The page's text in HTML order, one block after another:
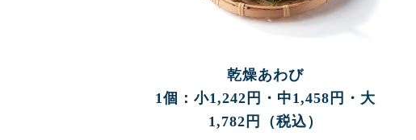
乾燥あわび
1個：小1,242円・中1,458円・大
1,782円（税込）